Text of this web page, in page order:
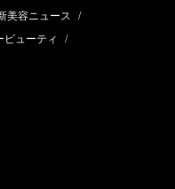
美容ニュース /
ビューティ /